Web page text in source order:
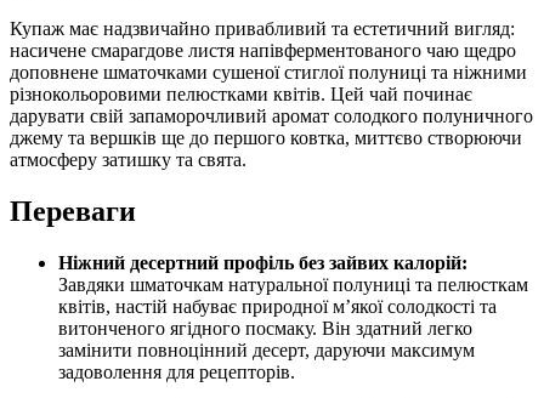
Купаж має надзвичайно привабливий та естетичний вигляд:
насичене смарагдове листя напівферментованого чаю щедро
доповнене шматочками сушеної стиглої полуниці та ніжними
різнокольоровими пелюстками квітів. Цей чай починає
дарувати свій запаморочливий аромат солодкого полуничного
джему та вершків ще до першого ковтка, миттєво створюючи
атмосферу затишку та свята.
Переваги
Ніжний десертний профіль без зайвих калорій:
Завдяки шматочкам натуральної полуниці та пелюсткам
квітів, настій набуває природної м’якої солодкості та
витонченого ягідного посмаку. Він здатний легко
замінити повноцінний десерт, даруючи максимум
задоволення для рецепторів.